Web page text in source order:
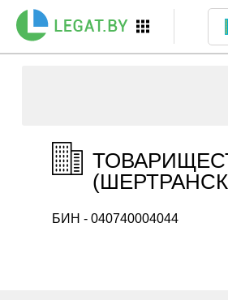
БИН - 040740004044